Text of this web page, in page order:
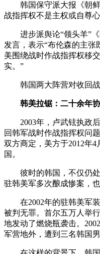
韩国保守派大报《朝鲜
战指挥权不是主权或自尊心
进步派舆论“领头羊”《
发言，表示“布伦森的主
美围绕战时作战指挥权移
实。”
韩国两大阵营对收回战
韩美拉锯：二十余年
2003年，卢武铉执政后
回韩军战时作战指挥权问
双方商定，美方于2012年
国。
彼时的韩国，不仅仍处
驻韩美军多次酿成惨案，
在2002年的驻韩美军装
被判无罪。首尔五万人举
地发动了燃烧瓶袭击。
军营地外，遭到三名韩国